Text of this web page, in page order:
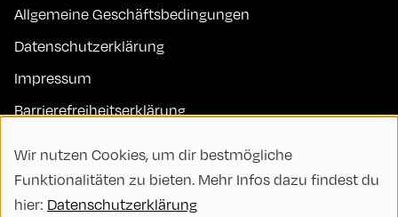
Allgemeine Geschäftsbedingungen
Datenschutzerklärung
Impressum
Barrierefreiheitserklärung
FAQs
Code of Conduct
Wir nutzen Cookies, um dir bestmögliche
Funktionalitäten zu bieten. Mehr Infos dazu findest du
hier: Datenschutzerklärung